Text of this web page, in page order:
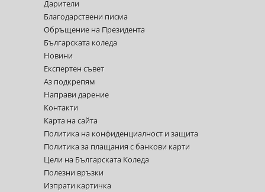
Дарители
Благодарствени писма
Обръщение на Президента
Българската коледа
Новини
Експертен съвет
Аз подкрепям
Направи дарение
Контакти
Карта на сайта
Политика на конфиденциалност и защита
Политика за плащания с банкови карти
Цели на Българската Коледа
Полезни връзки
Изпрати картичка